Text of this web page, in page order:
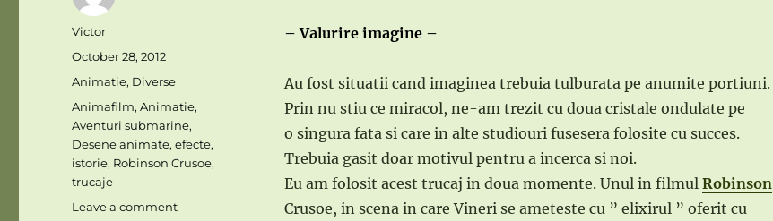
– Valurire imagine –
Au fost situatii cand imaginea trebuia tulburata pe anumite portiuni.
Prin nu stiu ce miracol, ne-am trezit cu doua cristale ondulate pe
o singura fata si care in alte studiouri fusesera folosite cu succes.
Trebuia gasit doar motivul pentru a incerca si noi.
Eu am folosit acest trucaj in doua momente. Unul in filmul Robinson
Crusoe, in scena in care Vineri se ameteste cu ” elixirul ” oferit cu
Author
Victor
Posted
October 28, 2012
Categories
Animatie, Diverse
Tags
Animafilm,Animatie,
Aventuri submarine,
Desene animate,efecte,
istorie, Robinson Crusoe,
trucaje
Leave a commenton